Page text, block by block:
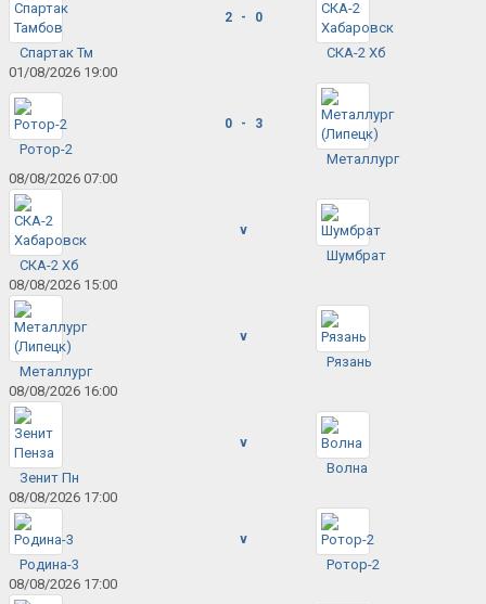
Спартак Тм
2 - 0
СКА-2 Хб
01/08/2026 19:00
Ротор-2
0 - 3
Металлург
08/08/2026 07:00
СКА-2 Хб
v
Шумбрат
08/08/2026 15:00
Металлург
v
Рязань
08/08/2026 16:00
Зенит Пн
v
Волна
08/08/2026 17:00
Родина-3
v
Ротор-2
08/08/2026 17:00